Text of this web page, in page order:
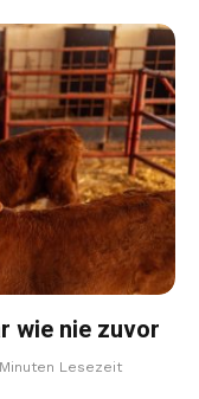
wie nie zuvor
Lesezeit